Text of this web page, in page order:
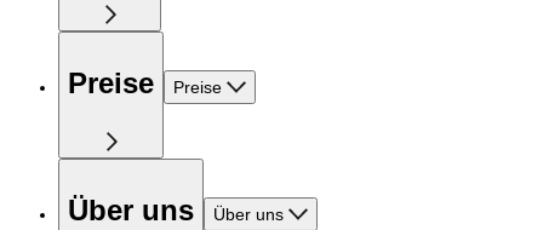
Preise Preise
Über uns Über uns